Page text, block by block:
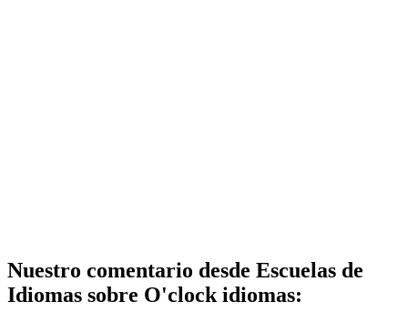
Nuestro comentario desde Escuelas de
Idiomas sobre O'clock idiomas: